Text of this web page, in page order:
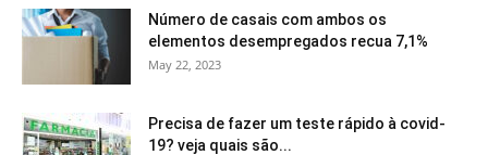
Número de casais com ambos os
elementos desempregados recua 7,1%
May 22, 2023
Precisa de fazer um teste rápido à covid-
19? veja quais são...